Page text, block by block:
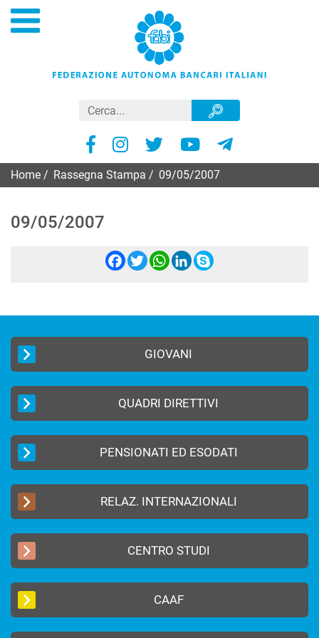
Home Rassegna Stampa 09/05/2007
09/05/2007
Facebook
Twitter
WhatsApp
LinkedIn
Skype
GIOVANI
QUADRI DIRETTIVI
PENSIONATI ED ESODATI
RELAZ. INTERNAZIONALI
CENTRO STUDI
CAAF